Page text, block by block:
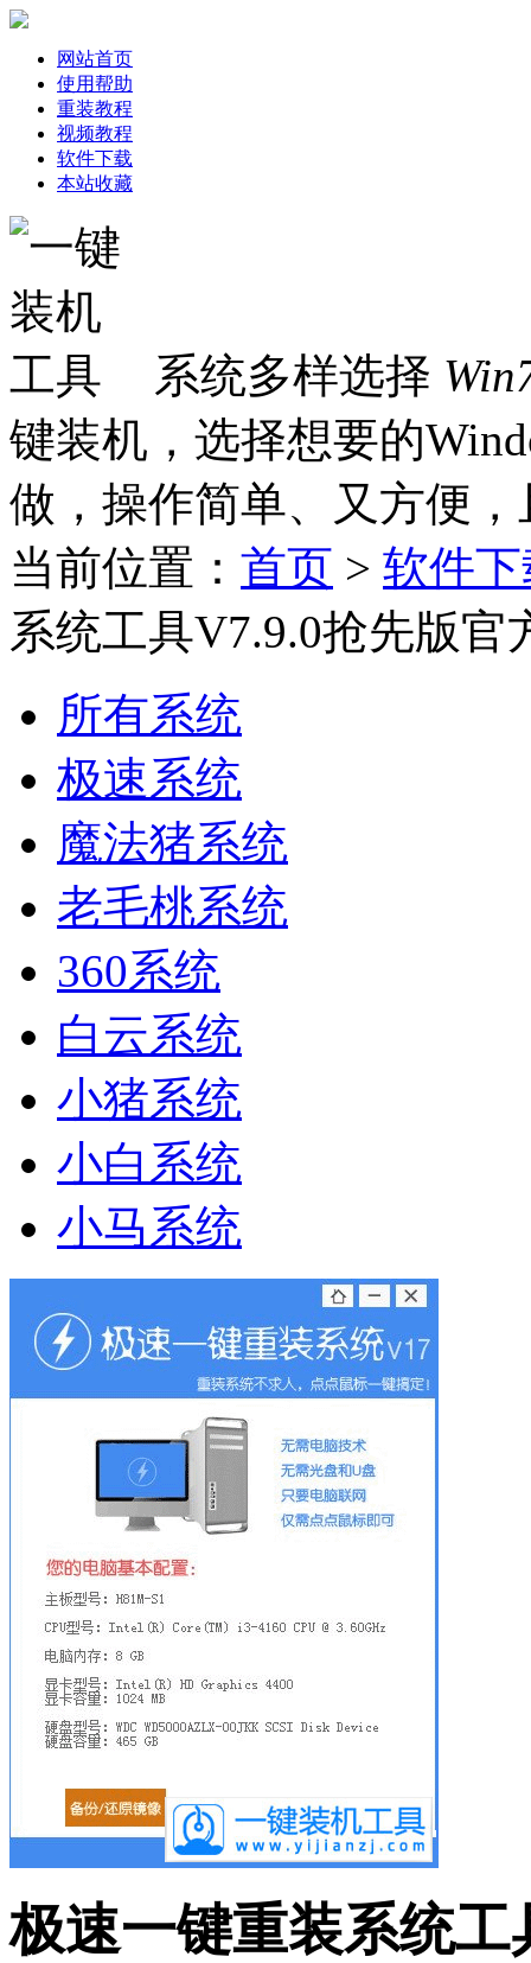
网站首页
使用帮助
重装教程
视频教程
软件下载
本站收藏
系统多样选择
键装机，选择想要的
做，操作简单、又方便
当前位置： 首页 > 软件
系统工具V7.9.0抢先版官
所有系统
极速系统
魔法猪系统
老毛桃系统
360系统
白云系统
小猪系统
小白系统
小马系统
极速一键重装系统